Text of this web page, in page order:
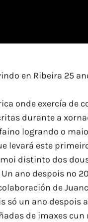
en Ribeira 25
onde exercía de
durante a
logrando o
levará este
distinto dos
ano despois no
de
só un ano
de imaxes